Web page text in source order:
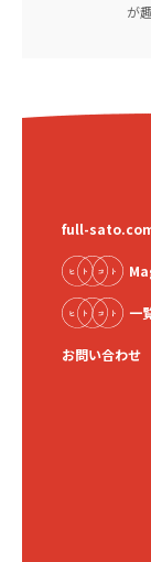
が
full-
一
お問い合わせ